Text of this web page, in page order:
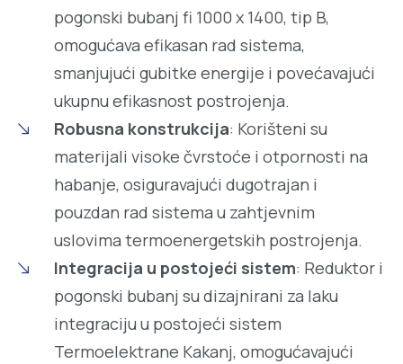
pogonski bubanj fi 1000 x 1400, tip B,
omogućava efikasan rad sistema,
smanjujući gubitke energije i povećavajući
ukupnu efikasnost postrojenja.
Robusna konstrukcija: Korišteni su
materijali visoke čvrstoće i otpornosti na
habanje, osiguravajući dugotrajan i
pouzdan rad sistema u zahtjevnim
uslovima termoenergetskih postrojenja.
Integracija u postojeći sistem: Reduktor i
pogonski bubanj su dizajnirani za laku
integraciju u postojeći sistem
Termoelektrane Kakanj, omogućavajući